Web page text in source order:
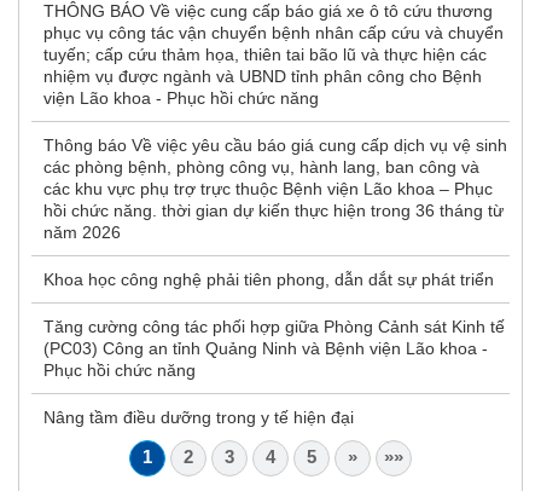
THÔNG BÁO Về việc cung cấp báo giá xe ô tô cứu thương
phục vụ công tác vận chuyển bệnh nhân cấp cứu và chuyển
tuyến; cấp cứu thảm họa, thiên tai bão lũ và thực hiện các
nhiệm vụ được ngành và UBND tỉnh phân công cho Bệnh
viện Lão khoa - Phục hồi chức năng
Thông báo Về việc yêu cầu báo giá cung cấp dịch vụ vệ sinh
các phòng bệnh, phòng công vụ, hành lang, ban công và
các khu vực phụ trợ trực thuộc Bệnh viện Lão khoa – Phục
hồi chức năng. thời gian dự kiến thực hiện trong 36 tháng từ
năm 2026
Khoa học công nghệ phải tiên phong, dẫn dắt sự phát triển
Tăng cường công tác phối hợp giữa Phòng Cảnh sát Kinh tế
(PC03) Công an tỉnh Quảng Ninh và Bệnh viện Lão khoa -
Phục hồi chức năng
Nâng tầm điều dưỡng trong y tế hiện đại
1 2 3 4 5 » »»